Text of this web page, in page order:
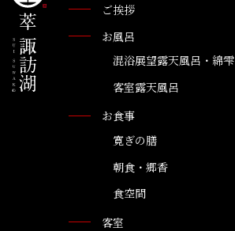
ご挨拶
お風呂
混浴展望露天風呂・綿雫
客室露天風呂
お食事
寛ぎの膳
朝食・郷香
食空間
客室